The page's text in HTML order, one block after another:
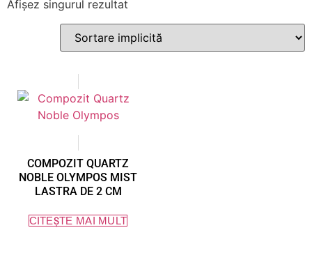
Afișez singurul rezultat
COMPOZIT QUARTZ
NOBLE OLYMPOS MIST
LASTRA DE 2 CM
CITEȘTE MAI MULT